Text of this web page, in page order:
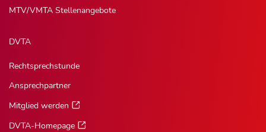
MTV/VMTA Stellenangebote
DVTA
Rechtsprechstunde
Ansprechpartner
Mitglied werden
DVTA-Homepage